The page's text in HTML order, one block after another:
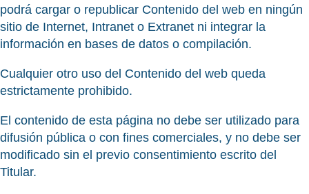
podrá cargar o republicar Contenido del web en ningún
sitio de Internet, Intranet o Extranet ni integrar la
información en bases de datos o compilación.
Cualquier otro uso del Contenido del web queda
estrictamente prohibido.
El contenido de esta página no debe ser utilizado para
difusión pública o con fines comerciales, y no debe ser
modificado sin el previo consentimiento escrito del
Titular.